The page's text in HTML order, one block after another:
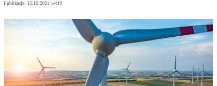
Publikacja: 15.10.2021 14:19